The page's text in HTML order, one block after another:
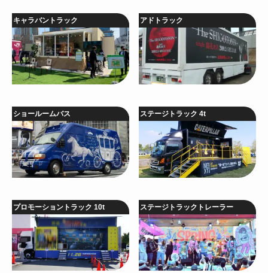
キャラバントラック アドトラック
ショールームバス ステージトラック 4t
プロモーショントラック 10t ステージトラックトレーラー